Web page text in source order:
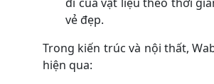
vẻ đẹp.
Trong kiến trúc và nội thất,
hiện qua: